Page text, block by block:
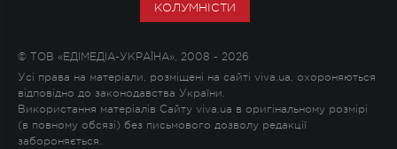
КОЛУМНІСТИ
© ТОВ «ЕДІМЕДІА-УКРАЇНА», 2008 - 2026
Усі права на матеріали, розміщені на сайті viva.ua, охороняються
відповідно до законодавства України.
Використання матеріалів Сайту viva.ua в оригінальному розмірі
(в повному обсязі) без письмового дозволу редакції
забороняється.